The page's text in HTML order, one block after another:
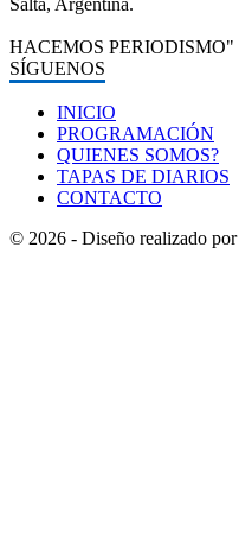
HACEMOS PERIODISMO"
SÍGUENOS
INICIO
PROGRAMACIÓN
QUIENES SOMOS?
TAPAS DE DIARIOS
CONTACTO
© 2026 - Diseño realizado por